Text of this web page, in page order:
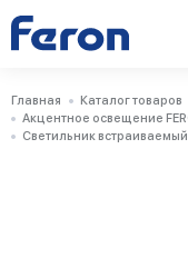
Главная Каталог товаров
Акцентное освещение
Светильник